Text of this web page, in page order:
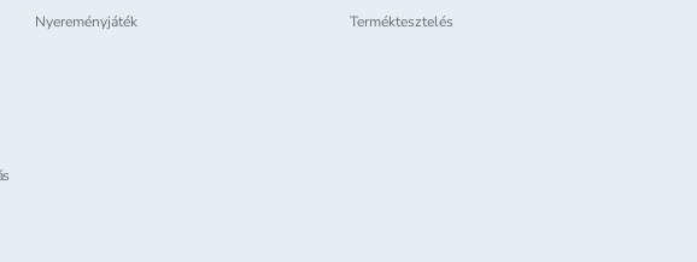
Nyereményjáték
Terméktesztelés